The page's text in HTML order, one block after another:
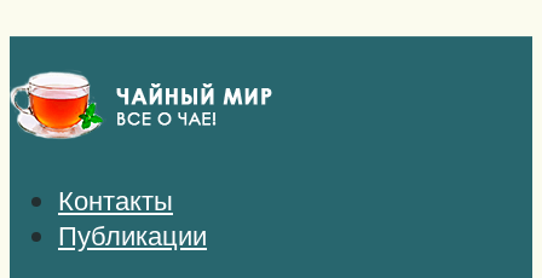
Контакты
Публикации